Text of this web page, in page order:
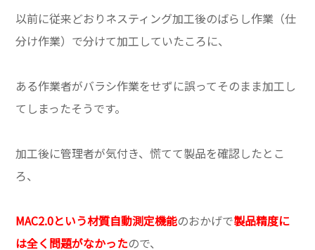
以前に従来どおりネスティング加工後のばらし作業（仕
分け作業）で分けて加工していたころに、
ある作業者がバラシ作業をせずに誤ってそのまま加工し
てしまったそうです。
加工後に管理者が気付き、慌てて製品を確認したとこ
ろ、
MAC2.0という材質自動測定機能のおかげで製品精度に
は全く問題がなかったので、